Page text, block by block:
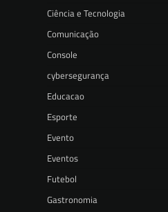
Ciência e Tecnologia
Comunicação
Console
cybersegurança
Educacao
Esporte
Evento
Eventos
Futebol
Gastronomia